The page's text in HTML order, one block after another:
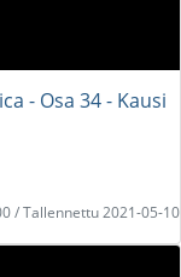
- Osa 34 - Kausi
/ Tallennettu 2021-05-10